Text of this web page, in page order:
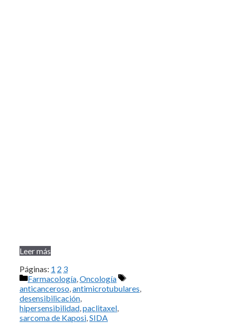
Leer más
Páginas: 1 2 3
Categorías
Farmacología Oncología
Etiquetas
anticanceroso antimicrotubulares
desensibilicación
hipersensibilidad paclitaxel
sarcoma de Kaposi SIDA